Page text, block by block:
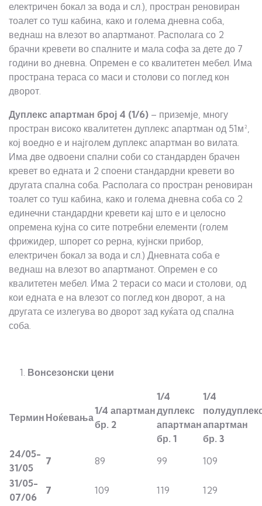
електричен бокал за вода и сл.), простран реновиран
тоалет со туш кабина, како и голема дневна соба,
веднаш на влезот во апартманот. Располага со 2
брачни кревети во спалните и мала софа за дете до 7
години во дневна. Опремен е со квалитетен мебел. Има
пространа тераса со маси и столови со поглед кон
дворот.
Дуплекс апартман број 4 (1/6) – приземје, многу
простран високо квалитетен дуплекс апартман од 51м²,
кој воедно е и најголем дуплекс апартман во вилата.
Има две одвоени спални соби со стандарден брачен
кревет во едната и 2 споени стандардни кревети во
другата спална соба. Располага со простран реновиран
тоалет со туш кабина, како и голема дневна соба со 2
единечни стандардни кревети кај што е и целосно
опремена кујна со сите потребни елементи (голем
фрижидер, шпорет со рерна, кујнски прибор,
електричен бокал за вода и сл.) Дневната соба е
веднаш на влезот во апартманот. Опремен е со
квалитетен мебел. Има 2 тераси со маси и столови, од
кои едната е на влезот со поглед кон дворот, а на
другата се излегува во дворот зад куќата од спална
соба.
Вонсезонски цени
Термин Ноќевања
1/4 апартман
бр. 2
1/4
дуплекс
апартман
бр. 1
1/4
апартман
бр. 3
24/05-
31/05
7 89 99
109
31/05-
07/06
7 109 119
129